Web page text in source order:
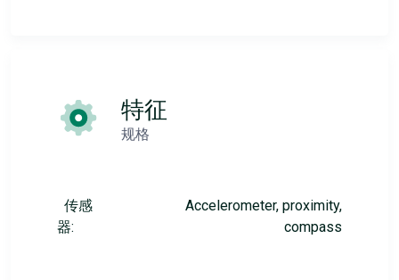
特征
规格
传感
器:
Accelerometer, proximity,
compass